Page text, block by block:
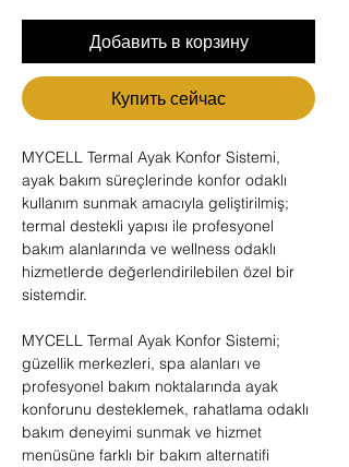
Добавить в корзину
Купить сейчас
MYCELL Termal Ayak Konfor Sistemi,
ayak bakım süreçlerinde konfor odaklı
kullanım sunmak amacıyla geliştirilmiş;
termal destekli yapısı ile profesyonel
bakım alanlarında ve wellness odaklı
hizmetlerde değerlendirilebilen özel bir
sistemdir.
MYCELL Termal Ayak Konfor Sistemi;
güzellik merkezleri, spa alanları ve
profesyonel bakım noktalarında ayak
konforunu desteklemek, rahatlama odaklı
bakım deneyimi sunmak ve hizmet
menüsüne farklı bir bakım alternatifi